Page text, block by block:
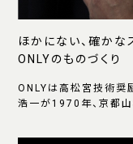
ほかにない、確かな
ONLYのものづくり
ONLYは高松宮技術奨
浩一が1970年、京都山